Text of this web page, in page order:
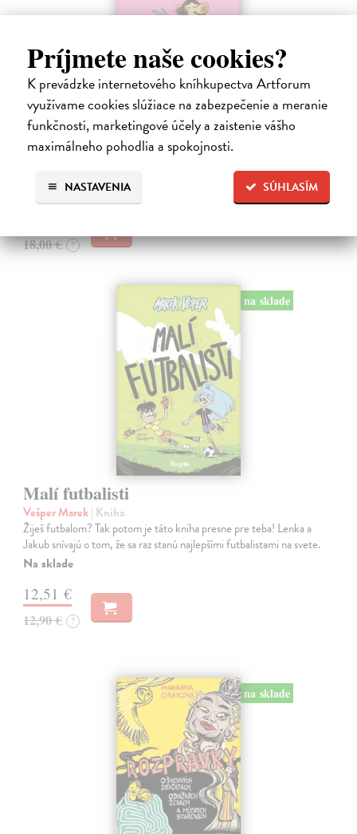
Príjmete naše cookies?
K prevádzke internetového kníhkupectva Artforum
využívame cookies slúžiace na zabezpečenie a meranie
funkčnosti, marketingové účely a zaistenie vášho
maximálneho pohodlia a spokojnosti.
SÚHLASÍM
NASTAVENIA
Ariol 4
Guibert Emmanuel| Kniha
PEŤULA je krásna a ako pekne vonia! Ariol sedí v triede rovno za ňou
a vo svojich myšlienkach ju zasýpa komplimentami. Dokonca si
Na sklade
18,00 € ?
na sklade
Malí futbalisti
Vešper Marek| Kniha
Žiješ futbalom? Tak potom je táto kniha presne pre teba! Lenka a
Jakub snívajú o tom, že sa raz stanú najlepšími futbalistami na svete.
Na sklade
12,51 €
12,90 € ?
na sklade